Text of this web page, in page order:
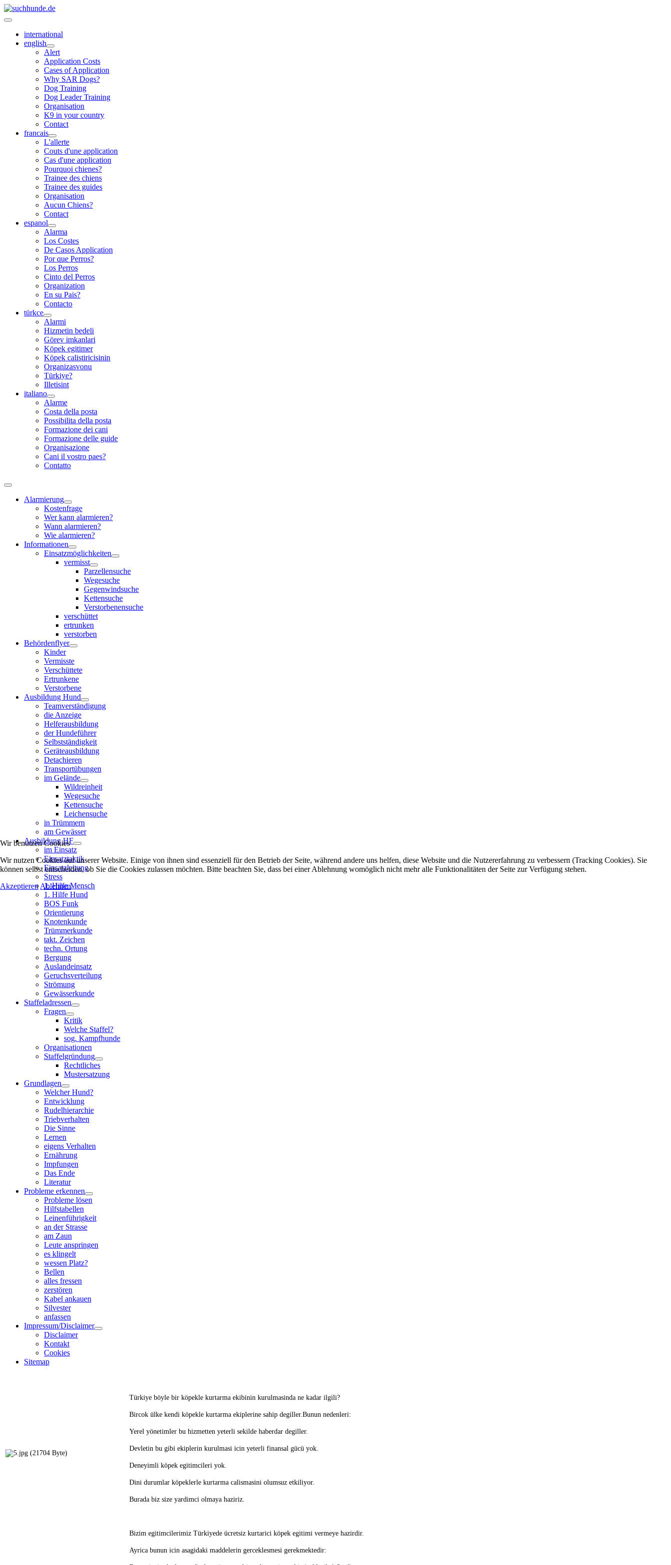
international
english
Alert
Application Costs
Cases of Application
Why SAR Dogs?
Dog Training
Dog Leader Training
Organisation
K9 in your country
Contact
francais
L'allerte
Couts d'une application
Cas d'une application
Pourquoi chienes?
Trainee des chiens
Trainee des guides
Organisation
Aucun Chiens?
Contact
espanol
Alarma
Los Costes
De Casos Application
Por que Perros?
Los Perros
Cinto del Perros
Organization
En su Pais?
Contacto
türkce
Alarmi
Hizmetin bedeli
Görev imkanlari
Köpek egitimer
Köpek calistiricisinin
Organizasvonu
Türkiye?
Illetisint
italiano
Alarme
Costa della posta
Possibilita della posta
Formazione dei cani
Formazione delle guide
Organisazione
Cani il vostro paes?
Contatto
Alarmierung
Kostenfrage
Wer kann alarmieren?
Wann alarmieren?
Wie alarmieren?
Informationen
Einsatzmöglichkeiten
vermisst
Parzellensuche
Wegesuche
Gegenwindsuche
Kettensuche
Verstorbenensuche
verschüttet
ertrunken
verstorben
Behördenflyer
Kinder
Vermisste
Verschüttete
Ertrunkene
Verstorbene
Ausbildung Hund
Teamverständigung
die Anzeige
Helferausbildung
der Hundeführer
Selbstständigkeit
Geräteausbildung
Detachieren
Transportübungen
im Gelände
Wildreinheit
Wegesuche
Kettensuche
Leichensuche
in Trümmern
am Gewässer
Ausbildung HF
im Einsatz
Einsatztaktik
Einsatzleitung
Stress
1. Hilfe Mensch
1. Hilfe Hund
BOS Funk
Orientierung
Knotenkunde
Trümmerkunde
takt. Zeichen
techn. Ortung
Bergung
Auslandeinsatz
Geruchsverteilung
Strömung
Gewässerkunde
Staffeladressen
Fragen
Kritik
Welche Staffel?
sog. Kampfhunde
Organisationen
Staffelgründung
Rechtliches
Mustersatzung
Grundlagen
Welcher Hund?
Entwicklung
Rudelhierarchie
Triebverhalten
Die Sinne
Lernen
eigens Verhalten
Ernährung
Impfungen
Das Ende
Literatur
Probleme erkennen
Probleme lösen
Hilfstabellen
Leinenführigkeit
an der Strasse
am Zaun
Leute anspringen
es klingelt
wessen Platz?
Bellen
alles fressen
zerstören
Kabel ankauen
Silvester
anfassen
Impressum/Disclaimer
Disclaimer
Kontakt
Cookies
Sitemap
Türkiye böyle bir köpekle kurtarma ekibinin kurulmasinda ne kadar ilgili?
Bircok ülke kendi köpekle kurtarma ekiplerine sahip degiller.Bunun nedenleri:
Yerel yönetimler bu hizmetten yeterli sekilde haberdar degiller.
Devletin bu gibi ekiplerin kurulmasi icin yeterli finansal gücü yok.
Deneyimli köpek egitimcileri yok.
Dini durumlar köpeklerle kurtarma calismasini olumsuz etkiliyor.
Burada biz size yardimci olmaya haziriz.
Bizim egitimcilerimiz Türkiyede ücretsiz kurtarici köpek egitimi vermeye hazirdir.
Ayrica bunun icin asagidaki maddelerin gerceklesmesi gerekmektedir:
Wir benutzen Cookies
Wir nutzen Cookies auf unserer Website. Einige von ihnen sind essenziell für den Betrieb der Seite, während andere uns helfen, diese Website und die Nutzererfahrung zu verbessern (Tracking Cookies). Sie
können selbst entscheiden, ob Sie die Cookies zulassen möchten. Bitte beachten Sie, dass bei einer Ablehnung womöglich nicht mehr alle Funktionalitäten der Seite zur Verfügung stehen.
Akzeptieren Ablehnen